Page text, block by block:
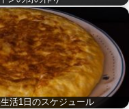
活1日のスケジュール